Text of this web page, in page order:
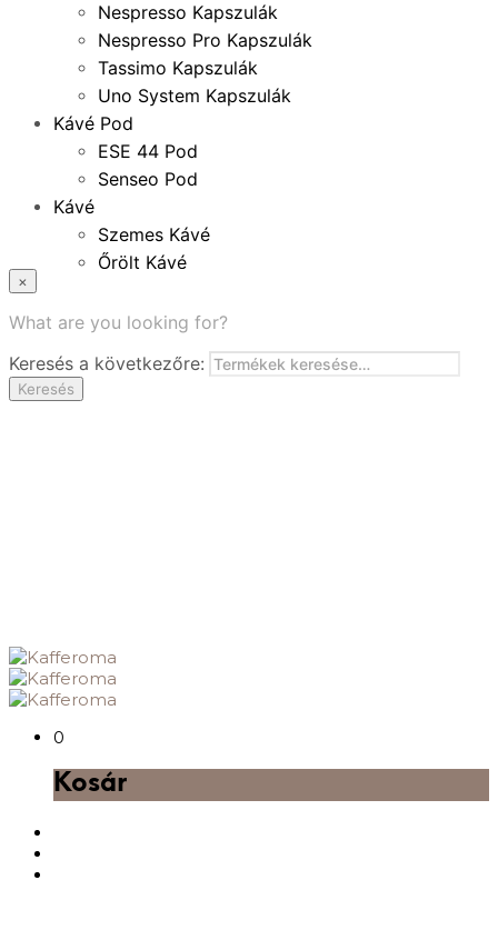
Nespresso Kapszulák
Nespresso Pro Kapszulák
Tassimo Kapszulák
Uno System Kapszulák
Kávé Pod
ESE 44 Pod
Senseo Pod
Kávé
Szemes Kávé
Őrölt Kávé
Instant Kávé
Zacskó Tea
Tartozékok
×
What are you looking for?
Keresés a következőre:
Keresés
0
Kosár